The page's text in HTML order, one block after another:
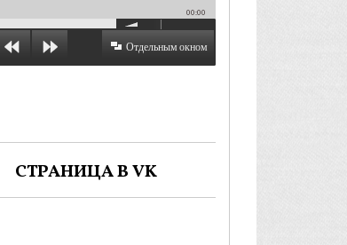
00:00
Отдельным окном
СТРАНИЦА В VK